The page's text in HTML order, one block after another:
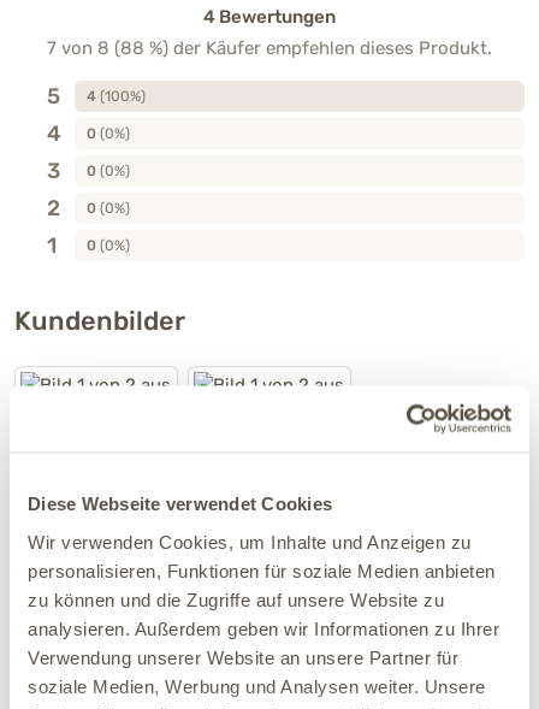
Diese Webseite verwendet Cookies
Wir verwenden Cookies, um Inhalte und Anzeigen zu
personalisieren, Funktionen für soziale Medien anbieten
zu können und die Zugriffe auf unsere Website zu
analysieren. Außerdem geben wir Informationen zu Ihrer
Verwendung unserer Website an unsere Partner für
soziale Medien, Werbung und Analysen weiter. Unsere
4 Bewertungen
7 von 8 (88 %) der Käufer empfehlen dieses Produkt.
5 4 (100%)
4 0 (0%)
3 0 (0%)
2 0 (0%)
1 0 (0%)
Kundenbilder
Kundenbewertungen
für "Glutenfreies Premium Katzenfutter SUN
CAT"